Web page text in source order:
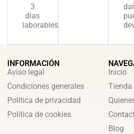
3
días
laborables.
INFORMACIÓN
Aviso legal
Condiciones generales
Política de privacidad
Política de cookies
Inicio
Tienda
Blog